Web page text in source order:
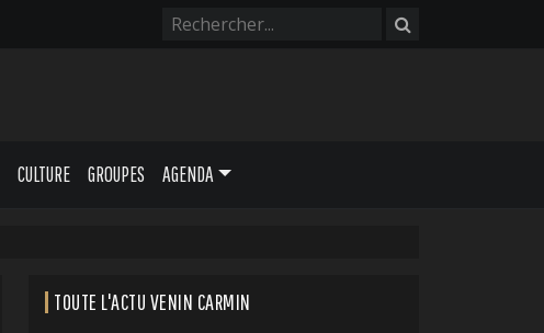
CULTURE GROUPES AGENDA
TOUTE L'ACTU VENIN CARMIN